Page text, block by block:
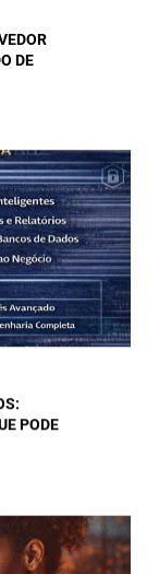
DE
PODE